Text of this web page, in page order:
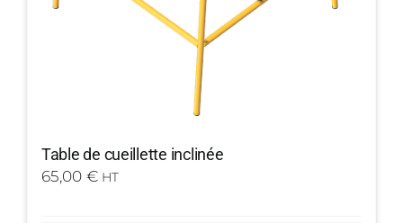
Table de cueillette inclinée
65,00 € HT